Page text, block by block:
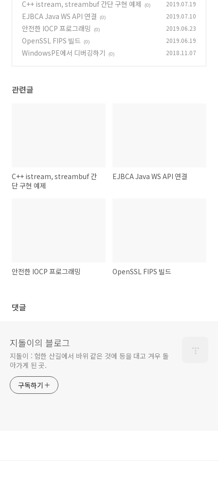
C++ istream, streambuf 간단 구현 예제
(0) 2019.07.19
EJBCA Java WS API 연결 (0) 2019.07.10
안전한 IOCP 프로그래밍 (0) 2019.06.23
OpenSSL FIPS 빌드 (0) 2019.06.19
WindowsPE에서 디버깅하기 (0) 2018.11.07
관련글
C++ istream, streambuf 간
단 구현 예제
EJBCA Java WS API 연결
안전한 IOCP 프로그래밍 OpenSSL FIPS 빌드
댓글
지돌이의 블로그
지돌이 : 험한 산길에서 바위 같은 것에 등을 대고 겨우 돌
아가게 된 곳.
구독하기